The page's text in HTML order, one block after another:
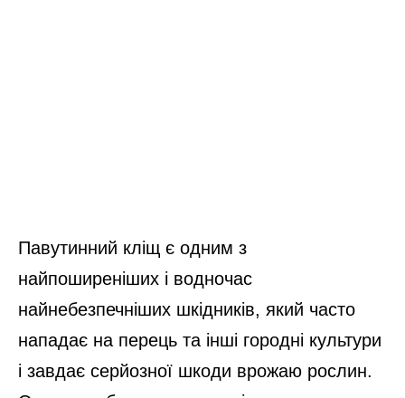
Павутинний кліщ є одним з
найпоширеніших і водночас
найнебезпечніших шкідників, який часто
нападає на перець та інші городні культури
і завдає серйозної шкоди врожаю рослин.